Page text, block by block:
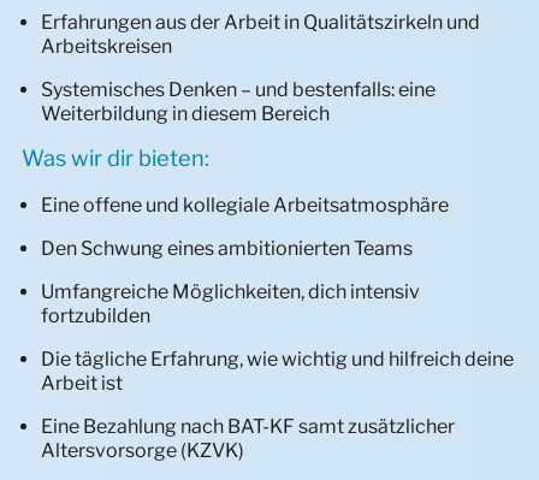
Erfahrungen aus der Arbeit in Qualitätszirkeln und
Arbeitskreisen
Systemisches Denken – und bestenfalls: eine
Weiterbildung in diesem Bereich
Was wir dir bieten:
Eine offene und kollegiale Arbeitsatmosphäre
Den Schwung eines ambitionierten Teams
Umfangreiche Möglichkeiten, dich intensiv
fortzubilden
Die tägliche Erfahrung, wie wichtig und hilfreich deine
Arbeit ist
Eine Bezahlung nach BAT-KF samt zusätzlicher
Altersvorsorge (KZVK)
Interdisziplinärer Therapeutischer Dienst (ITD)
Fachstelle Sexualisierte Gewalt
Fachstelle Sucht
Fachstelle Spieltherapie
Fachstelle Rückführungsmanagement
Compliance
Kooperationen